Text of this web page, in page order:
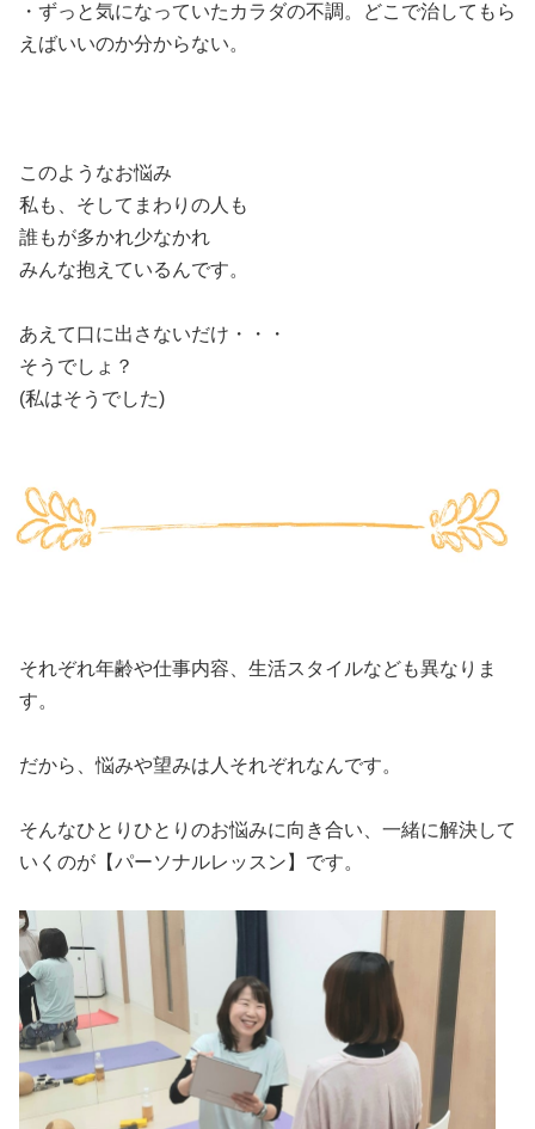
・ずっと気になっていたカラダの不調。どこで治してもら
えばいいのか分からない。
このようなお悩み
私も、そしてまわりの人も
誰もが多かれ少なかれ
みんな抱えているんです。
あえて口に出さないだけ・・・
そうでしょ？
(私はそうでした)
それぞれ年齢や仕事内容、生活スタイルなども異なりま
す。
だから、悩みや望みは人それぞれなんです。
そんなひとりひとりのお悩みに向き合い、一緒に解決して
いくのが【パーソナルレッスン】です。